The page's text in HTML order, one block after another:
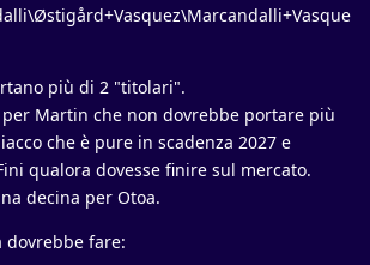
più di 2 "titolari".
Martin che non dovrebbe portare più
che è pure in scadenza 2027 e
qualora dovesse finire sul mercato.
decina per Otoa.
dovrebbe fare: